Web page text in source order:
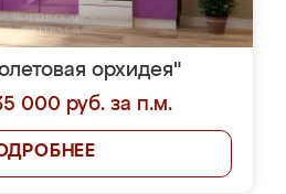
орхидея"
000 руб. за п.м.